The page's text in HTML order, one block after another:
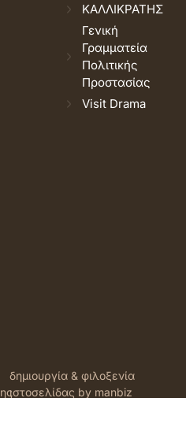
ΚΑΛΛΙΚΡΑΤΗΣ
Γενική
Γραμματεία
Πολιτικής
Προστασίας
Visit Drama
δημιουργία & φιλοξενία
ιστοσελίδας by manbiz